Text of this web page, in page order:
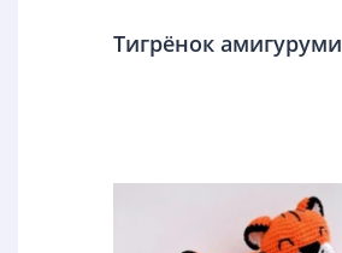
Тигрёнок амигуруми